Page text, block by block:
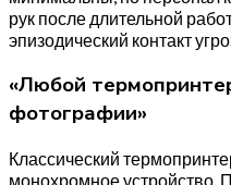
рук после длительной
эпизодический контакт
«Любой
фотографии»
Классический
монохромное устройство.